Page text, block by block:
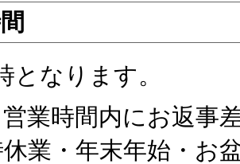
となります。
業時間内にお返事
業・年末年始・お